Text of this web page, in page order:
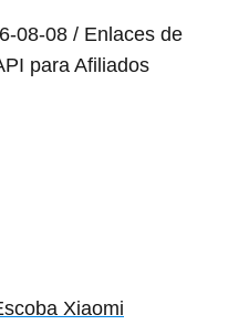
08-08 / Enlaces de
para Afiliados
Xiaomi